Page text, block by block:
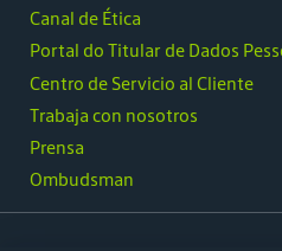
Ombudsman
Canal de Ética
Portal do Titular de Dados
Centro de Servicio al Cliente
Trabaja con nosotros
Prensa